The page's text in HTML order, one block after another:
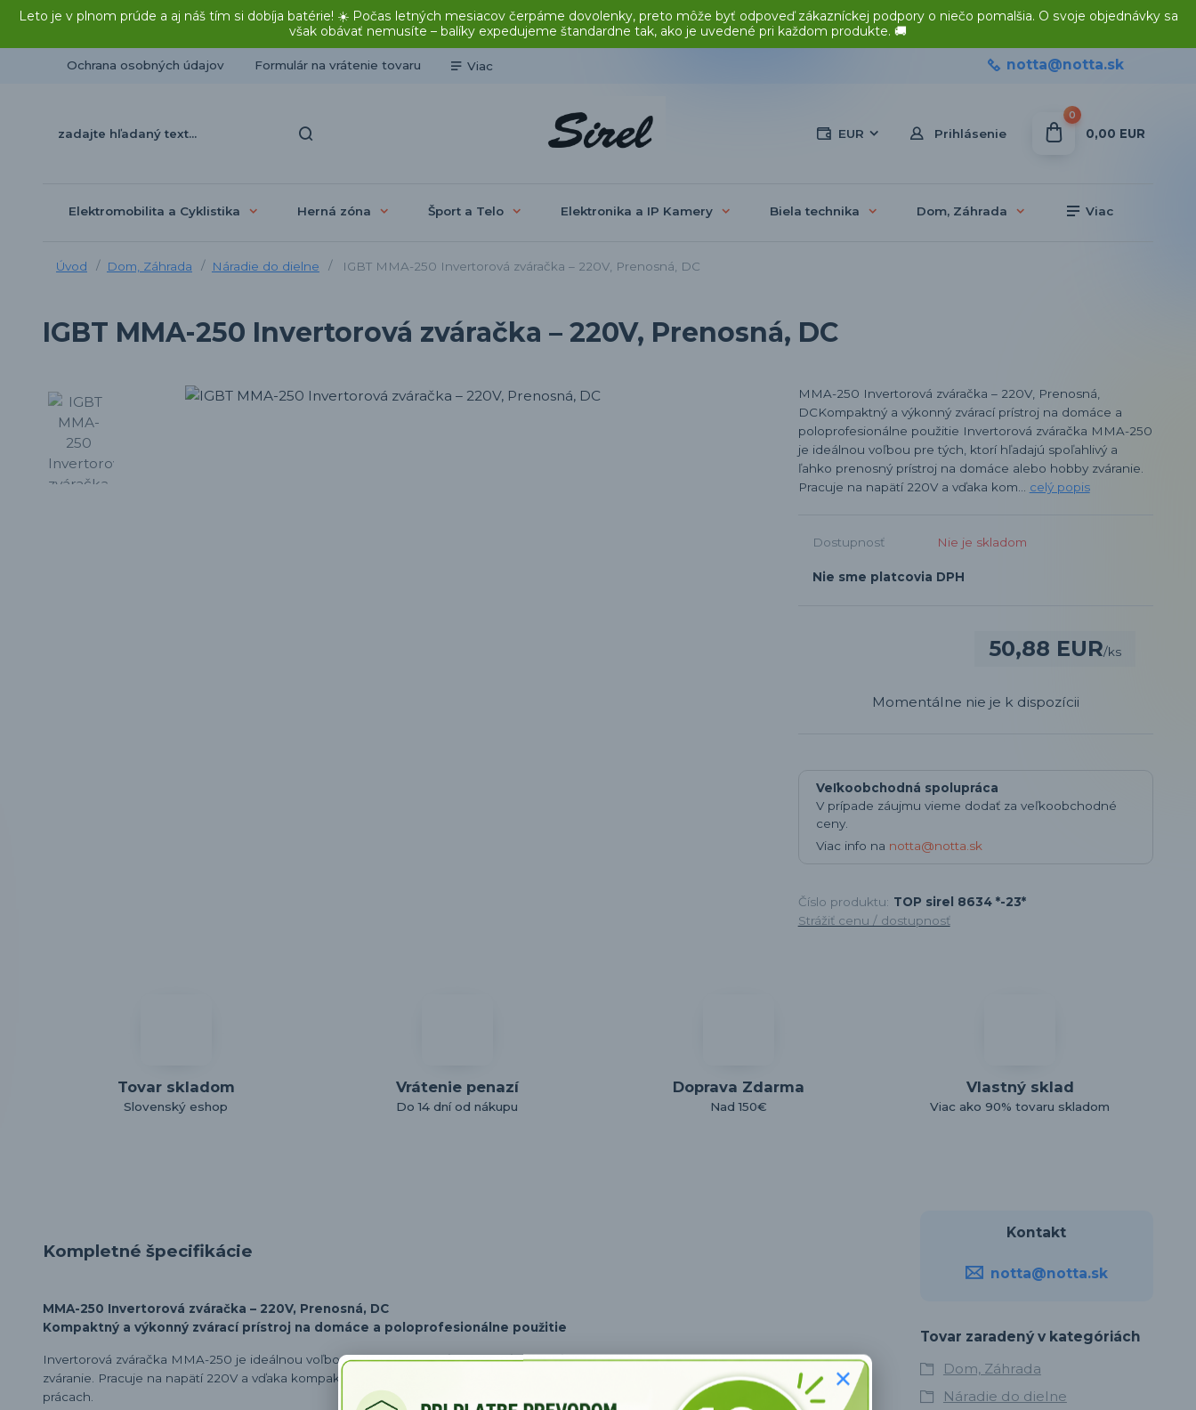
Leto je v plnom prúde a aj náš tím si dobíja batérie! ☀️ Počas letných mesiacov čerpáme dovolenky, preto môže byť odpoveď zákazníckej podpory o niečo pomalšia. O svoje objednávky sa
však obávať nemusíte – balíky expedujeme štandardne tak, ako je uvedené pri každom produkte. 🚚
Ochrana osobných údajov Formulár na vrátenie tovaru Viac
EUR Prihlásenie
notta@notta.sk
0
0,00 EUR
Elektromobilita a Cyklistika Herná zóna Šport a Telo Elektronika a IP Kamery Biela technika Dom, Záhrada Viac
Úvod Dom, Záhrada Náradie do dielne IGBT MMA-250 Invertorová zváračka – 220V, Prenosná, DC
IGBT MMA-250 Invertorová zváračka – 220V, Prenosná, DC
MMA-250 Invertorová zváračka – 220V, Prenosná,
DCKompaktný a výkonný zvárací prístroj na domáce a
poloprofesionálne použitie Invertorová zváračka MMA-250
je ideálnou voľbou pre tých, ktorí hľadajú spoľahlivý a
ľahko prenosný prístroj na domáce alebo hobby zváranie.
Pracuje na napätí 220V a vďaka kom... celý popis
Dostupnosť Nie je skladom
Nie sme platcovia DPH
50,88 EUR/ks
Momentálne nie je k dispozícii
Veľkoobchodná spolupráca
V prípade záujmu vieme dodať za veľkoobchodné
ceny.
Viac info na notta@notta.sk
Číslo produktu: TOP sirel 8634 *-23*
Strážiť cenu / dostupnosť
Tovar skladom
Slovenský eshop
Vrátenie penazí
Do 14 dní od nákupu
Doprava Zdarma
Nad 150€
Vlastný sklad
Viac ako 90% tovaru skladom
Kompletné špecifikácie
MMA-250 Invertorová zváračka – 220V, Prenosná, DC
Kompaktný a výkonný zvárací prístroj na domáce a poloprofesionálne použitie
Invertorová zváračka MMA-250 je ideálnou voľbou pre tých, ktorí hľadajú spoľahlivý a ľahko prenosný prístroj na domáce alebo hobby
zváranie. Pracuje na napätí 220V a vďaka kompaktným rozmerom ju môžete jednoducho používať v dielni, garáži alebo aj pri vonkajších
prácach.
Kontakt
notta@notta.sk
Tovar zaradený v kategóriách
Dom, Záhrada
Náradie do dielne